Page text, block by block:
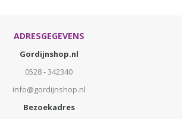
ADRESGEGEVENS
Gordijnshop.nl
0528 - 342340
info@gordijnshop.nl
Bezoekadres